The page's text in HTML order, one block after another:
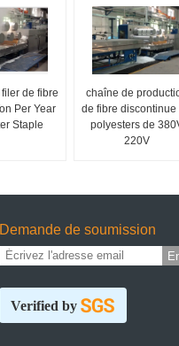
de fibre
Per Year
Staple
chaîne de
de fibre discontinue
polyesters de
220V
Demande de soumission
Verified by